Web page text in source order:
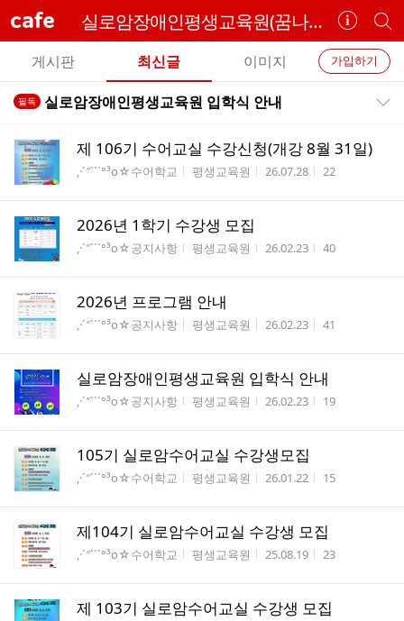
cafe 실로암장애인평생교육원(꿈나사)
카
페
정
보
개
별
카
페
검
카
페
메
뉴
가입하기
게시판 최신글 이미지
전
글
트
필독 실로암장애인평생교육원 입학식 안내
제 106기 수어교실 수강신청(개강 8월 31일)
게시판명
,·´″```°³о☆수어학교 작성자
평생교육원 작성시간
26.07.28 조회수
22
2026년 1학기 수강생 모집
게시판명
,·´″```°³о☆공지사항 작성자
평생교육원 작성시간
26.02.23 조회수
40
2026년 프로그램 안내
게시판명
,·´″```°³о☆공지사항 작성자
평생교육원 작성시간
26.02.23 조회수
41
실로암장애인평생교육원 입학식 안내
게시판명
,·´″```°³о☆공지사항 작성자
평생교육원 작성시간
26.02.23 조회수
19
105기 실로암수어교실 수강생모집
게시판명
,·´″```°³о☆수어학교 작성자
평생교육원 작성시간
26.01.22 조회수
15
제104기 실로암수어교실 수강생 모집
게시판명
,·´″```°³о☆수어학교 작성자
평생교육원 작성시간
25.08.19 조회수
23
제 103기 실로암수어교실 수강생 모집